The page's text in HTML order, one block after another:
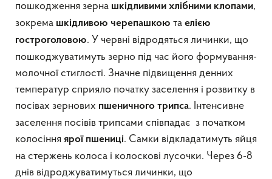
пошкодження зерна шкідливими хлібними клопами,
зокрема шкідливою черепашкою та елією
гостроголовою. У червні відродяться личинки, що
пошкоджуватимуть зерно під час його формування-
молочної стиглості. Значне підвищення денних
температур сприяло початку заселення і розвитку в
посівах зернових пшеничного трипса. Інтенсивне
заселення посівів трипсами співпадає з початком
колосіння ярої пшениці. Самки відкладатимуть яйця
на стержень колоса і колоскові лусочки. Через 6-8
днів відроджуватимуться личинки, що